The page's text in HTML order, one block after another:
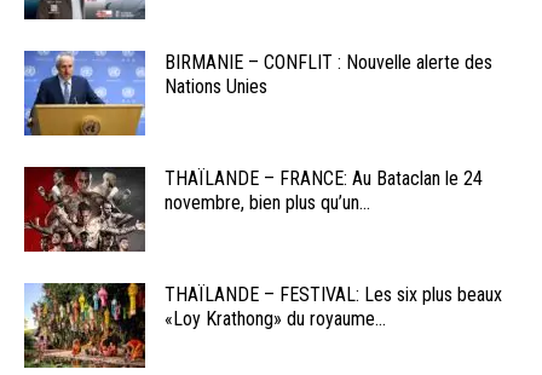
BIRMANIE – CONFLIT : Nouvelle alerte des
Nations Unies
THAÏLANDE – FRANCE: Au Bataclan le 24
novembre, bien plus qu’un...
THAÏLANDE – FESTIVAL: Les six plus beaux
«Loy Krathong» du royaume...